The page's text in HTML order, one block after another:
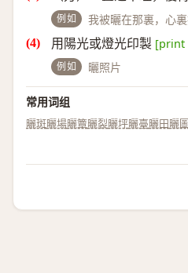
例如 我被曬在那裏，心
用陽光或燈光印製 [print
例如 曬照片
常用词组
曬斑曬場曬簟曬裂曬坪曬臺曬田曬圖